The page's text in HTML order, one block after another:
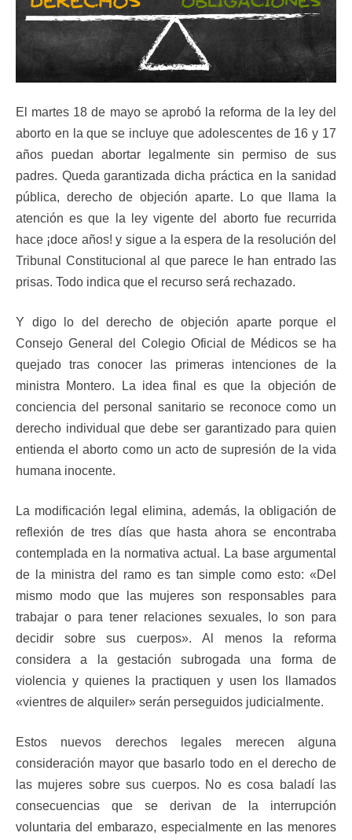
El martes 18 de mayo se aprobó la reforma de la ley del
aborto en la que se incluye que adolescentes de 16 y 17
años puedan abortar legalmente sin permiso de sus
padres. Queda garantizada dicha práctica en la sanidad
pública, derecho de objeción aparte. Lo que llama la
atención es que la ley vigente del aborto fue recurrida
hace ¡doce años! y sigue a la espera de la resolución del
Tribunal Constitucional al que parece le han entrado las
prisas. Todo indica que el recurso será rechazado.
Y digo lo del derecho de objeción aparte porque el
Consejo General del Colegio Oficial de Médicos se ha
quejado tras conocer las primeras intenciones de la
ministra Montero. La idea final es que la objeción de
conciencia del personal sanitario se reconoce como un
derecho individual que debe ser garantizado para quien
entienda el aborto como un acto de supresión de la vida
humana inocente.
La modificación legal elimina, además, la obligación de
reflexión de tres días que hasta ahora se encontraba
contemplada en la normativa actual. La base argumental
de la ministra del ramo es tan simple como esto: «Del
mismo modo que las mujeres son responsables para
trabajar o para tener relaciones sexuales, lo son para
decidir sobre sus cuerpos». Al menos la reforma
considera a la gestación subrogada una forma de
violencia y quienes la practiquen y usen los llamados
«vientres de alquiler» serán perseguidos judicialmente.
Estos nuevos derechos legales merecen alguna
consideración mayor que basarlo todo en el derecho de
las mujeres sobre sus cuerpos. No es cosa baladí las
consecuencias que se derivan de la interrupción
voluntaria del embarazo, especialmente en las menores